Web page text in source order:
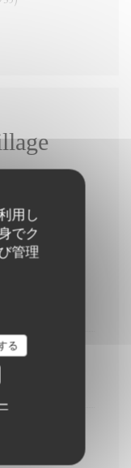
用し
でク
管理
る